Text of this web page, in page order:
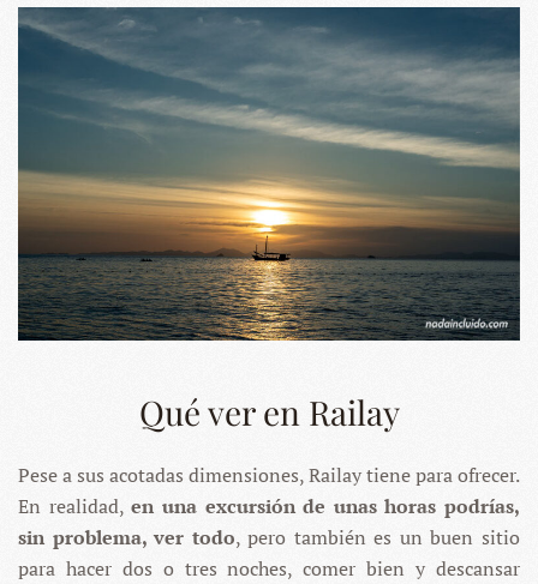
Qué ver en Railay
Pese a sus acotadas dimensiones, Railay tiene para ofrecer.
En realidad,en una excursión de unas horas podrías,
sin problema, ver todo, pero también es un buen sitio
para hacer dos o tres noches, comer bien y descansar